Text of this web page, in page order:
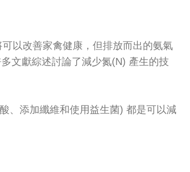
以改善家禽健康，但排放而出的氨氣
文獻綜述討論了減少氮(N) 產生的技
添加纖維和使用益生菌) 都是可以減